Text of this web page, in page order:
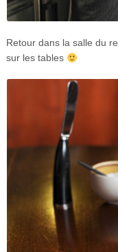
Retour dans la salle du
sur les tables